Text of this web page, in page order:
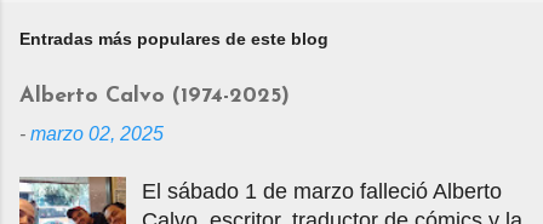
Entradas más populares de este blog
Alberto Calvo (1974-2025)
- marzo 02, 2025
El sábado 1 de marzo falleció Alberto